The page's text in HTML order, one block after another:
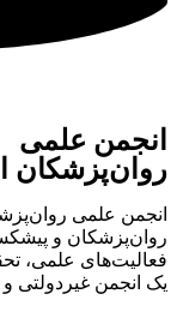
انجمن علمی
روان‌پزشکان
روان‌پزشکان و
فعالیت‌های علمی،
یک انجمن غیردولتی